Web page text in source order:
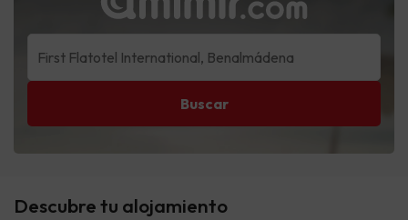
Descubre tu alojamiento
Buscar